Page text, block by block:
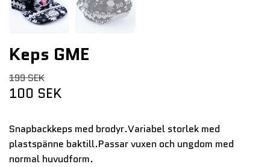
Keps GME
199 SEK
100 SEK
Snapbackkeps med brodyr.Variabel storlek med
plastspänne baktill.Passar vuxen och ungdom med
normal huvudform.